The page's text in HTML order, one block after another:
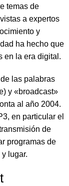
temas de
a expertos
y
ha hecho que
en la era digital.
las palabras
y «broadcast»
al año 2004.
en particular el
de
programas de
lugar.